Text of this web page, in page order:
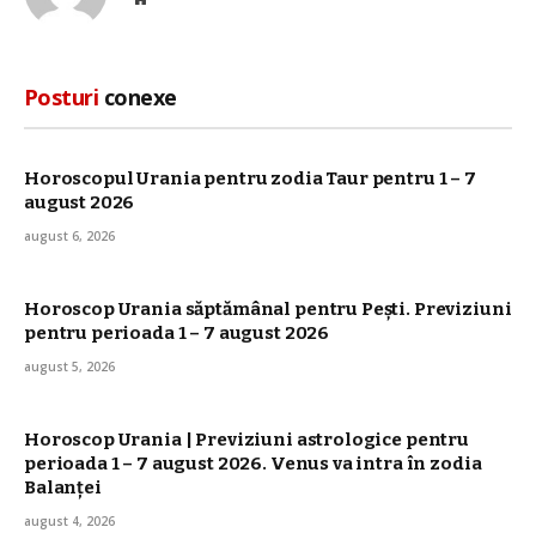
Posturi conexe
Horoscopul Urania pentru zodia Taur pentru 1 – 7
august 2026
august 6, 2026
Horoscop Urania săptămânal pentru Pești. Previziuni
pentru perioada 1 – 7 august 2026
august 5, 2026
Horoscop Urania | Previziuni astrologice pentru
perioada 1 – 7 august 2026. Venus va intra în zodia
Balanței
august 4, 2026